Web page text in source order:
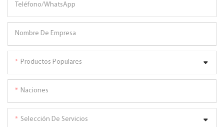
Teléfono/WhatsApp
Nombre De Empresa
Productos Populares
Naciones
Selección De Servicios